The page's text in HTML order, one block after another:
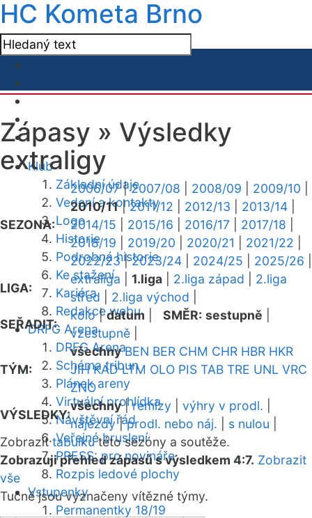
HC Kometa Brno
Klub
Základní údaje
Vedení a kontakty
Logo
Historie
Podrobná historie
Ke stažení
Kariéra
Redakce webu
DRFG Arena
DRFG Arena
Schéma tribun
Plánek areny
Virtuální prohlídka
Návštěvní řád
Veřejné bruslení
PRESS: pro novináře
Rozpis ledové plochy
Vstupenky
Permanentky 18/19
Zápasy » Výsledky
extraligy
SEZONA:
2006/07|2007/08 2008/09 2009/10
2010/11|2011/12 2012/13 2013/14
2014/15
2015/16 2016/17 2017/18
2018/19
2019/20 2020/21 2021/22
2022/23|2023/24 2024/25 2025/26
LIGA:
extraliga 1.liga 2.liga západ
2.liga
střed
2.liga východ
SEŘADIT:
kolo|datum SMĚR: sestupně
vzestupně
TÝM:
všechny BEN BER CHM CHR HBR HKR
JIH KAD LTM OLO PIS TAB TRE UNL VRC
ZNO
VÝSLEDKY:
všechny|remízy výhry v prodl.
nájezdy|prodl. nebo náj. s nulou
Zobrazittabulkutéto sezóny a soutěže.
Zobrazuji přehled zápasů s výsledkem 4:7. Zobrazit
vše
Tučně jsou vyznačeny vítězné týmy.